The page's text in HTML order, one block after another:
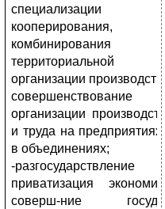
специализации
кооперирования,
комбинирования
территориальной
организации
совершенствование
организации
и труда на
в объединениях;
-разгосударствление
приватизация
соверш-ние госуд-